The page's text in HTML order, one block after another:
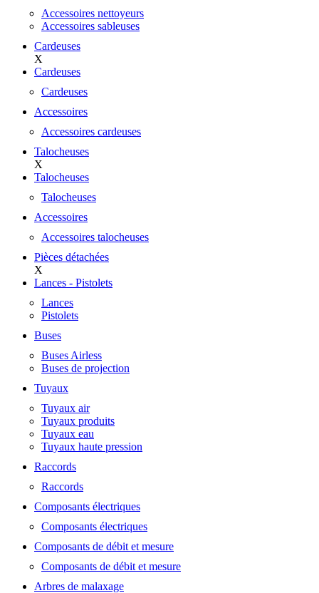
Accessoires nettoyeurs
Accessoires sableuses
Cardeuses
X
Cardeuses
Cardeuses
Accessoires
Accessoires cardeuses
Talocheuses
X
Talocheuses
Talocheuses
Accessoires
Accessoires talocheuses
Pièces détachées
X
Lances - Pistolets
Lances
Pistolets
Buses
Buses Airless
Buses de projection
Tuyaux
Tuyaux air
Tuyaux produits
Tuyaux eau
Tuyaux haute pression
Raccords
Raccords
Composants électriques
Composants électriques
Composants de débit et mesure
Composants de débit et mesure
Arbres de malaxage